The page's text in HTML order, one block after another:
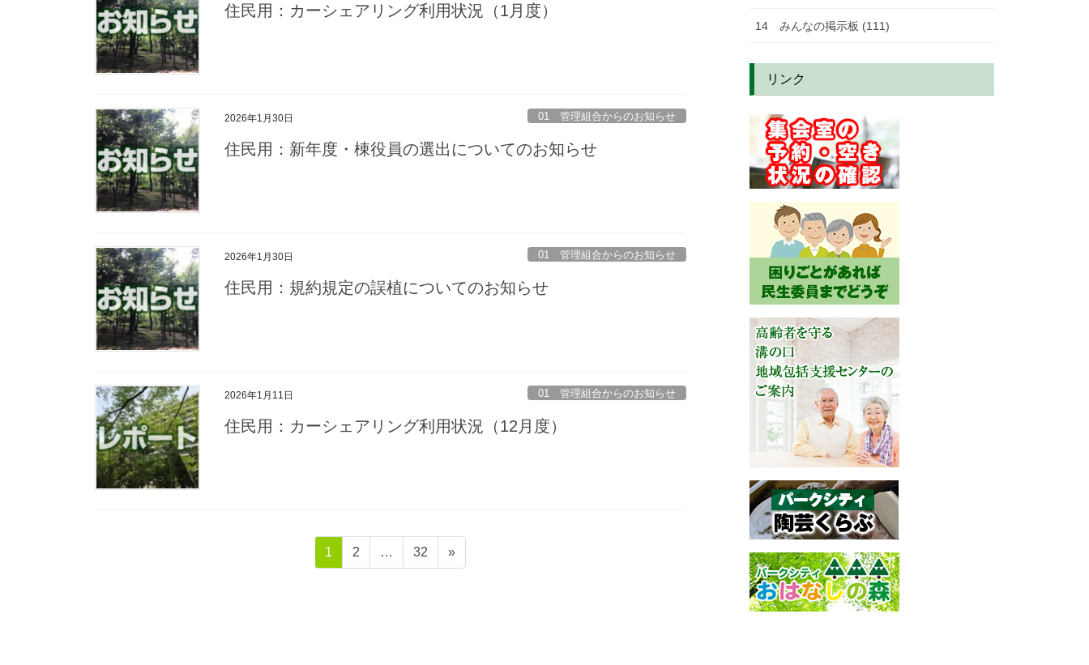
住民用：カーシェアリング利用状況（1月度）
2026年1月30日 01 管理組合からのお知らせ
住民用：新年度・棟役員の選出についてのお知らせ
2026年1月30日 01 管理組合からのお知らせ
住民用：規約規定の誤植についてのお知らせ
2026年1月11日 01 管理組合からのお知らせ
住民用：カーシェアリング利用状況（12月度）
固
定
1
固
定
2 …
固
定
32 »
14 みんなの掲示板 (111)
リンク